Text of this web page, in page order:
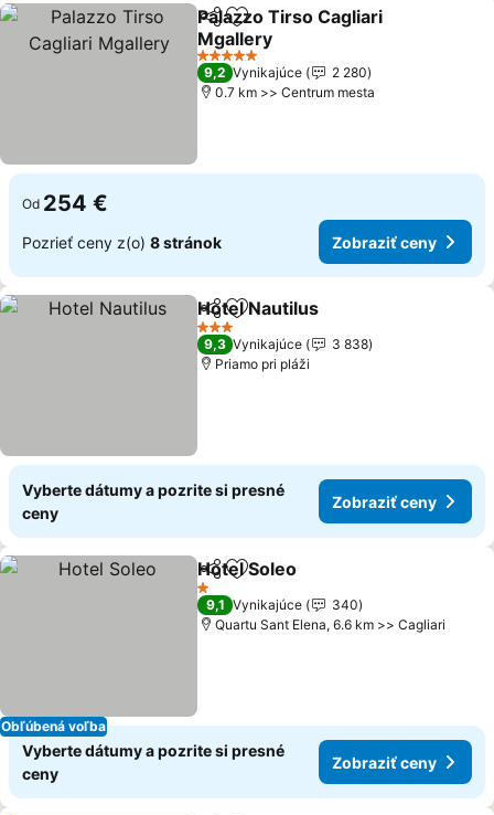
ZdieľaťPridať do obľúbených
Palazzo Tirso Cagliari
Mgallery
5 Počet hviezdičiek
9,2 Vynikajúce
2 280
0.7 km >> Centrum mesta
Od 254 €
Pozrieť ceny z(o) 8 stránok Zobraziť ceny
ZdieľaťPridať do obľúbených
Hotel Nautilus
3 Počet hviezdičiek
9,3 Vynikajúce
3 838
Priamo pri pláži
Vyberte dátumy a pozrite si presné
ceny
Zobraziť ceny
Obľúbená voľba
ZdieľaťPridať do obľúbených
Hotel Soleo
1 Počet hviezdičiek
9,1 Vynikajúce
340
Quartu Sant Elena, 6.6 km >> Cagliari
Vyberte dátumy a pozrite si presné
ceny
Zobraziť ceny